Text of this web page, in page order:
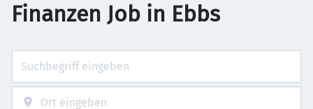
Finanzen Job in Ebbs